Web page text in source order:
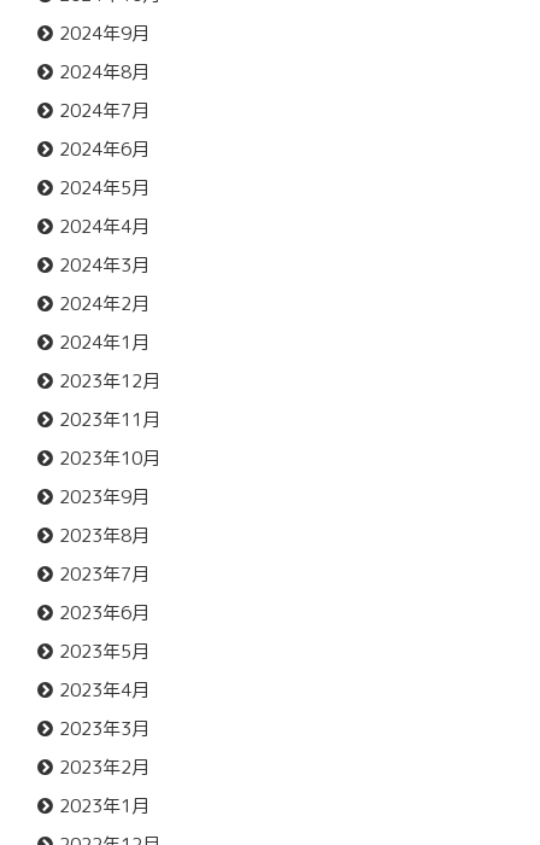
2024年9月
2024年8月
2024年7月
2024年6月
2024年5月
2024年4月
2024年3月
2024年2月
2024年1月
2023年12月
2023年11月
2023年10月
2023年9月
2023年8月
2023年7月
2023年6月
2023年5月
2023年4月
2023年3月
2023年2月
2023年1月